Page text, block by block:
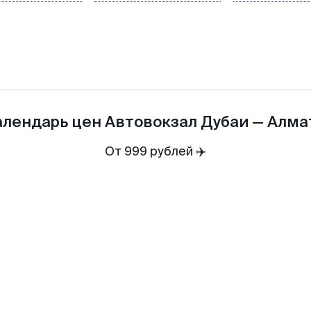
цен Автовокзал Дубаи —
От 999 рублей ✈️